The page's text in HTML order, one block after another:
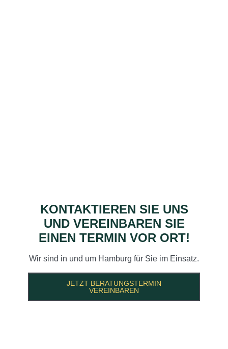
KONTAKTIEREN SIE UNS
UND VEREINBAREN SIE
EINEN TERMIN VOR ORT!
Wir sind in und um Hamburg für Sie im Einsatz.
JETZT BERATUNGSTERMIN
VEREINBAREN